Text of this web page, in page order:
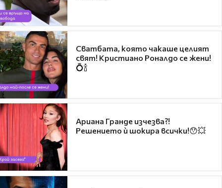
Сватбата, която чакаше целият
свят! Кристиано Роналдо се жени!
💍🍾
Ариана Гранде изчезва?!
Решението ѝ шокира всички!😯💥